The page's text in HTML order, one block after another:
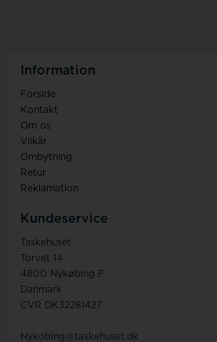
Information
Forside
Kontakt
Om os
Vilkår
Ombytning
Retur
Reklamation
Kundeservice
Taskehuset
Torvet 14
4800 Nykøbing F
Danmark
CVR DK32281427
Nykobing@taskehuset.dk